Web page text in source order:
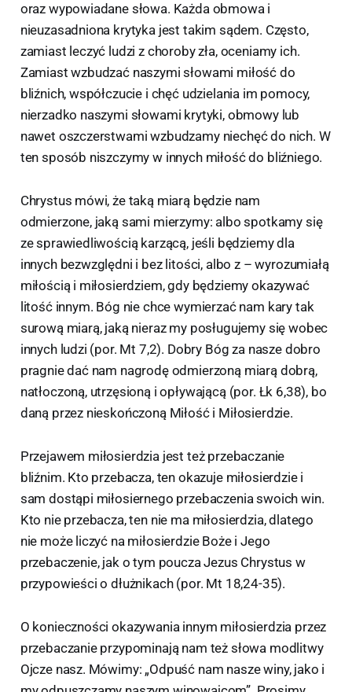
oraz wypowiadane słowa. Każda obmowa i
nieuzasadniona krytyka jest takim sądem. Często,
zamiast leczyć ludzi z choroby zła, oceniamy ich.
Zamiast wzbudzać naszymi słowami miłość do
bliźnich, współczucie i chęć udzielania im pomocy,
nierzadko naszymi słowami krytyki, obmowy lub
nawet oszczerstwami wzbudzamy niechęć do nich. W
ten sposób niszczymy w innych miłość do bliźniego.
Chrystus mówi, że taką miarą będzie nam
odmierzone, jaką sami mierzymy: albo spotkamy się
ze sprawiedliwością karzącą, jeśli będziemy dla
innych bezwzględni i bez litości, albo z – wyrozumiałą
miłością i miłosierdziem, gdy będziemy okazywać
litość innym. Bóg nie chce wymierzać nam kary tak
surową miarą, jaką nieraz my posługujemy się wobec
innych ludzi (por. Mt 7,2). Dobry Bóg za nasze dobro
pragnie dać nam nagrodę odmierzoną miarą dobrą,
natłoczoną, utrzęsioną i opływającą (por. Łk 6,38), bo
daną przez nieskończoną Miłość i Miłosierdzie.
Przejawem miłosierdzia jest też przebaczanie
bliźnim. Kto przebacza, ten okazuje miłosierdzie i
sam dostąpi miłosiernego przebaczenia swoich win.
Kto nie przebacza, ten nie ma miłosierdzia, dlatego
nie może liczyć na miłosierdzie Boże i Jego
przebaczenie, jak o tym poucza Jezus Chrystus w
przypowieści o dłużnikach (por. Mt 18,24-35).
O konieczności okazywania innym miłosierdzia przez
przebaczanie przypominają nam też słowa modlitwy
Ojcze nasz. Mówimy: „Odpuść nam nasze winy, jako i